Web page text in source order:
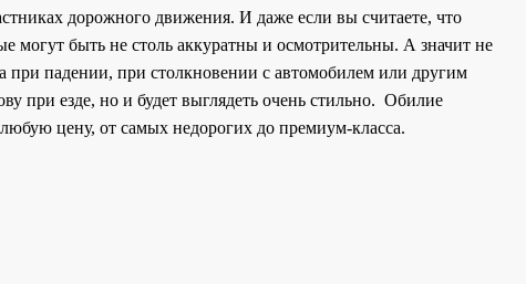
дорожного движения. И даже если вы считаете, что
могут быть не столь аккуратны и осмотрительны. А значит не
при падении, при столкновении с автомобилем или другим
при езде, но и будет выглядеть очень стильно. Обилие
цену, от самых недорогих до премиум-класса.